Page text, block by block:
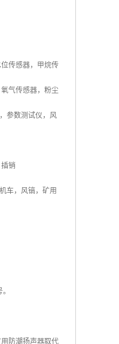
传感器，甲烷传
气传感器，粉尘
参数测试仪，风
销
车，风镐，矿用
防潮扬声器取代